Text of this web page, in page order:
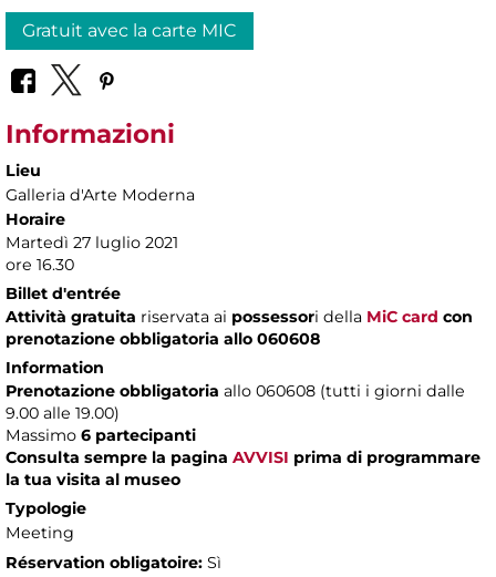
Gratuit avec la carte MIC
Informazioni
Lieu
Galleria d'Arte Moderna
Horaire
Martedì 27 luglio 2021
ore 16.30
Billet d'entrée
Attività gratuita riservata ai possessori della MiC card con
prenotazione obbligatoria allo 060608
Information
Prenotazione obbligatoria allo 060608 (tutti i giorni dalle
9.00 alle 19.00)
Massimo 6 partecipanti
Consulta sempre la pagina AVVISI prima di programmare
la tua visita al museo
Typologie
Meeting
Réservation obligatoire: Sì